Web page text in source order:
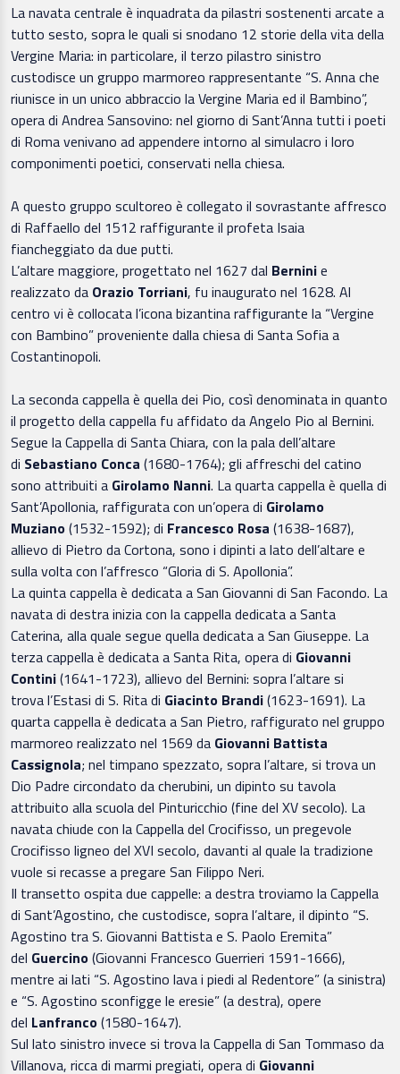
La navata centrale è inquadrata da pilastri sostenenti arcate a
tutto sesto, sopra le quali si snodano 12 storie della vita della
Vergine Maria: in particolare, il terzo pilastro sinistro
custodisce un gruppo marmoreo rappresentante “S. Anna che
riunisce in un unico abbraccio la Vergine Maria ed il Bambino”,
opera di Andrea Sansovino: nel giorno di Sant’Anna tutti i poeti
di Roma venivano ad appendere intorno al simulacro i loro
componimenti poetici, conservati nella chiesa.
A questo gruppo scultoreo è collegato il sovrastante affresco
di Raffaello del 1512 raffigurante il profeta Isaia
fiancheggiato da due putti.
L’altare maggiore, progettato nel 1627 dal Berninie
realizzato da Orazio Torriani, fu inaugurato nel 1628. Al
centro vi è collocata l’icona bizantina raffigurante la “Vergine
con Bambino” proveniente dalla chiesa di Santa Sofia a
Costantinopoli.
La seconda cappella è quella dei Pio, così denominata in quanto
il progetto della cappella fu affidato da Angelo Pio al Bernini.
Segue la Cappella di Santa Chiara, con la pala dell’altare
di Sebastiano Conca (1680-1764); gli affreschi del catino
sono attribuiti a Girolamo Nanni. La quarta cappella è quella di
Sant’Apollonia, raffigurata con un’opera di Girolamo
Muziano(1532-1592); di Francesco Rosa (1638-1687),
allievo di Pietro da Cortona, sono i dipinti a lato dell’altare e
sulla volta con l’affresco “Gloria di S. Apollonia”.
La quinta cappella è dedicata a San Giovanni di San Facondo. La
navata di destra inizia con la cappella dedicata a Santa
Caterina, alla quale segue quella dedicata a San Giuseppe. La
terza cappella è dedicata a Santa Rita, opera di Giovanni
Contini(1641-1723), allievo del Bernini: sopra l’altare si
trova l’Estasi di S. Rita di Giacinto Brandi(1623-1691). La
quarta cappella è dedicata a San Pietro, raffigurato nel gruppo
marmoreo realizzato nel 1569 da Giovanni Battista
Cassignola; nel timpano spezzato, sopra l’altare, si trova un
Dio Padre circondato da cherubini, un dipinto su tavola
attribuito alla scuola del Pinturicchio (fine del XV secolo). La
navata chiude con la Cappella del Crocifisso, un pregevole
Crocifisso ligneo del XVI secolo, davanti al quale la tradizione
vuole si recasse a pregare San Filippo Neri.
Il transetto ospita due cappelle: a destra troviamo la Cappella
di Sant’Agostino, che custodisce, sopra l’altare, il dipinto “S.
Agostino tra S. Giovanni Battista e S. Paolo Eremita”
del Guercino(Giovanni Francesco Guerrieri 1591-1666),
mentre ai lati “S. Agostino lava i piedi al Redentore” (a sinistra)
e “S. Agostino sconfigge le eresie” (a destra), opere
del Lanfranco(1580-1647).
Sul lato sinistro invece si trova la Cappella di San Tommaso da
Villanova, ricca di marmi pregiati, opera di Giovanni